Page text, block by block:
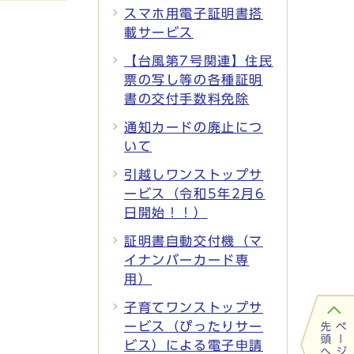
スマホ用電子証明書搭
載サービス
【台風第7号関連】住民
票の写し等の各種証明
書の交付手数料免除
通知カードの廃止につ
いて
引越しワンストップサ
ービス（令和5年2月6
日開始！！）
証明書自動交付機（マ
イナンバーカード専
用）
子育てワンストップサ
ービス（ぴったりサー
ビス）による電子申請